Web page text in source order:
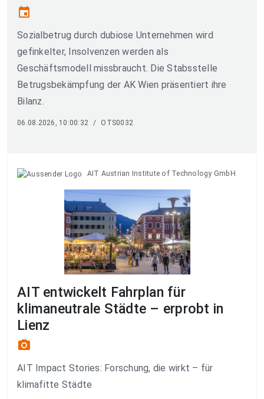
event
Sozialbetrug durch dubiose Unternehmen wird
gefinkelter, Insolvenzen werden als
Geschäftsmodell missbraucht. Die Stabsstelle
Betrugsbekämpfung der AK Wien präsentiert ihre
Bilanz.
06.08.2026, 10:00:32 / OTS0032
AIT Austrian Institute of Technology GmbH
AIT entwickelt Fahrplan für
klimaneutrale Städte – erprobt in
Lienz
photo_camera
AIT Impact Stories: Forschung, die wirkt – für
klimafitte Städte